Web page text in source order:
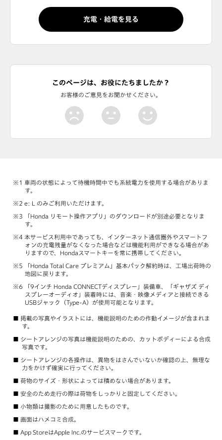
充電・給電を見る
このページは、お役にたちましたか？
お客様のご意見をお聞かせください。
車両の状態によって待機時間中でも系統電力を使用する場合がありま
す。
e: L のみご利用いただけます。
「Honda リモート操作アプリ」のダウンロードが別途必要となりま
す。
本サービス利用中であっても、インターネット通信圏外やスマートフ
ォンの充電残量がなくなった場合などは機能利用ができなる場合があ
りますので、Hondaスマートキーを常に携帯してください。
「Honda Total Care プレミアム」基本パック解約時は、工場出荷時の
地図に戻ります。
「9インチ Honda CONNECTディスプレー」装備車、「ギャザズ ディ
スプレーオーディオ」装着時には、音楽・映像メディアと接続できる
USBジャック（Type-A）が使用可能となります。
掲載の写真やイラストには、機能説明のための作動イメージが含まれま
す。
シートアレンジの写真は機能説明のための、カットボディーによる合成
写真です。
シートアレンジの各操作は、異物をはさんでいないか確認の上、無理な
力をかけず確実に行ってください。
荷物のサイズ・形状によっては積めない場合があります。
安全のため走行の際は荷物をしっかりと固定してください。
小物類は撮影のために用意したものです。
画面はハメコミ合成。
App StoreはApple Inc.のサービスマークです。